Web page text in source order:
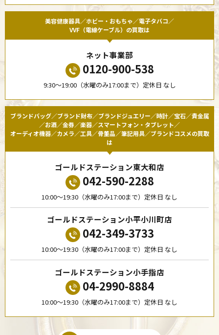
美容健康器具／ホビー・おもちゃ／電子タバコ／
VVF（電線ケーブル）の買取は
ネット事業部
0120-900-538
9:30〜19:00（水曜のみ17:00まで）定休日 なし
ブランドバッグ／ブランド財布／ブランドジュエリー／時計／宝石／貴金属
／お酒／金券／楽器／スマートフォン・タブレット／
オーディオ機器／カメラ／工具／骨董品／筆記用具／ブランドコスメの買取
は
ゴールドステーション東大和店
042-590-2288
10:00〜19:30（水曜のみ17:00まで）定休日 なし
ゴールドステーション小平小川町店
042-349-3733
10:00〜19:30（水曜のみ17:00まで）定休日 なし
ゴールドステーション小手指店
04-2990-8884
10:00〜19:30（水曜のみ17:00まで）定休日 なし